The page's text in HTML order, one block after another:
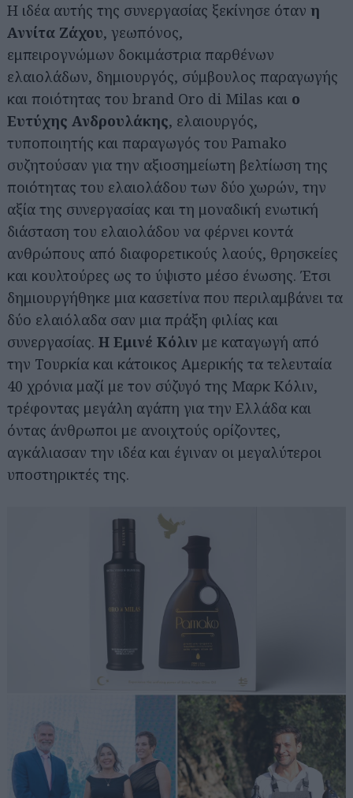
Η ιδέα αυτής της συνεργασίας ξεκίνησε όταν η
Αννίτα Ζάχου, γεωπόνος,
εμπειρογνώμων δοκιμάστρια παρθένων
ελαιολάδων, δημιουργός, σύμβουλος παραγωγής
και ποιότητας του brand Oro di Milas και ο
Ευτύχης Ανδρουλάκης, ελαιουργός,
τυποποιητής και παραγωγός του Pamako
συζητούσαν για την αξιοσημείωτη βελτίωση της
ποιότητας του ελαιολάδου των δύο χωρών, την
αξία της συνεργασίας και τη μοναδική ενωτική
διάσταση του ελαιολάδου να φέρνει κοντά
ανθρώπους από διαφορετικούς λαούς, θρησκείες
και κουλτούρες ως το ύψιστο μέσο ένωσης. Έτσι
δημιουργήθηκε μια κασετίνα που περιλαμβάνει τα
δύο ελαιόλαδα σαν μια πράξη φιλίας και
συνεργασίας. Η Εμινέ Κόλιν με καταγωγή από
την Τουρκία και κάτοικος Αμερικής τα τελευταία
40 χρόνια μαζί με τον σύζυγό της Μαρκ Κόλιν,
τρέφοντας μεγάλη αγάπη για την Ελλάδα και
όντας άνθρωποι με ανοιχτούς ορίζοντες,
αγκάλιασαν την ιδέα και έγιναν οι μεγαλύτεροι
υποστηρικτές της.